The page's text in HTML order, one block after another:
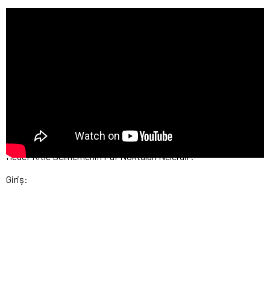
Hedef Kitle Belirlemenin Püf Noktaları Nelerdir?
Giriş: